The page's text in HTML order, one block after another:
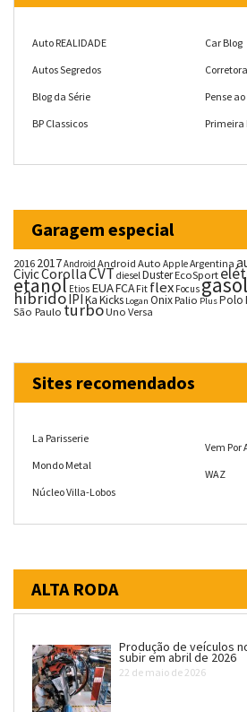
Auto REALIDADE
Autos Segredos
Blog da Série
BP Classicos
Car Blog
Pense
Primeira
Garagem especial
20162017Android Android Auto AppleArgentina
CivicCorollaCVTdieselDusterEcoSport
etanol Etios EUAFCA Fit flex Focus
híbridoIPIKaKicks Logan OnixPalio PlusPolo
São Paulo turboUno Versa
Sites recomendados
La Parisserie
Mondo Metal
Núcleo Villa-Lobos
Vem Por
WAZ
ALTA RODA
Produção de veículos
subir em abril de 2026
22 de maio de 2026